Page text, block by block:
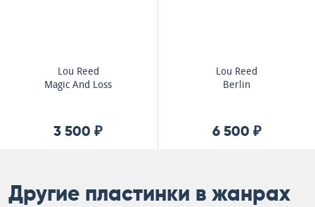
Lou Reed
Magic And Loss
3 500 ₽
Lou Reed
Berlin
6 500 ₽
Другие пластинки в жанрах